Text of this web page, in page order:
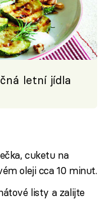
letní jídla
cuketu na
oleji cca 10 minut.
listy a zalijte